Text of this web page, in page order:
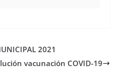
2021
vacunación COVID-19